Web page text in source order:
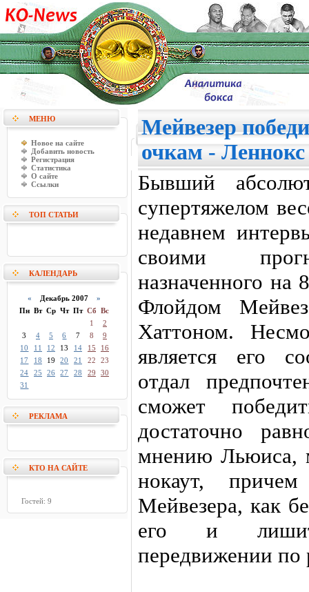
МЕНЮ
Новое на сайте
Добавить новость
Регистрация
Статистика
О сайте
Ссылки
ТОП СТАТЬИ
КАЛЕНДАРЬ
« Декабрь 2007 »
Пн Вт Ср Чт Пт Сб Вс
1
2
3
4 5 6 7 8
9
10
11 12 13 14 15
16
17
18 19 20 21 22
23
24
25 26 27 28 29
30
31
РЕКЛАМА
КТО НА САЙТЕ
Гостей: 9
Мейвезер
очкам -
Бывший
супертяжелом
недавнем
своими
назначенного на
Флойдом
Хаттоном.
является его
отдал
сможет
достаточно
мнению Льюиса,
нокаут,
Мейвезера, как
его и
передвижении по